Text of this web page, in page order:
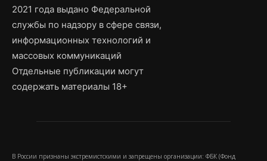
2021 года выдано Федеральной
службы по надзору в сфере связи,
информационных технологий и
массовых коммуникаций
Отдельные публикации могут
содержать материалы 18+
В России признаны экстремистскими и запрещены организации: ФБК (Фонд